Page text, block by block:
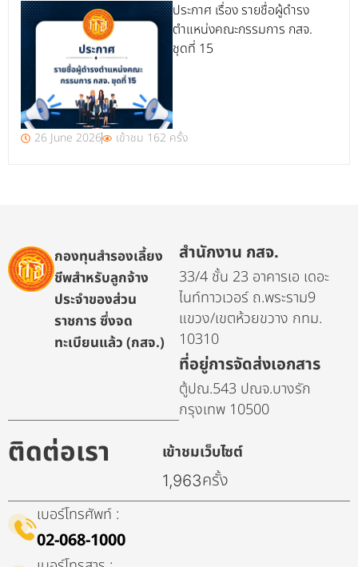
ประกาศ เรื่อง รายชื่อผู้ดำรง
ตำแหน่งคณะกรรมการ กสจ.
ชุดที่ 15
26 June 2026 เข้าชม 162 ครั้ง
กองทุนสำรองเลี้ยง
ชีพสำหรับลูกจ้าง
ประจำของส่วน
ราชการ ซึ่งจด
ทะเบียนแล้ว (กสจ.)
สำนักงาน กสจ.
33/4 ชั้น 23 อาคารเอ เดอะ
ไนท์ทาวเวอร์ ถ.พระราม9
แขวง/เขตห้วยขวาง กทม.
10310
ที่อยู่การจัดส่งเอกสาร
ตู้ปณ.543 ปณจ.บางรัก
กรุงเทพ 10500
ติดต่อเรา เข้าชมเว็บไซต์
1,963ครั้ง
เบอร์โทรศัพท์ :
02-068-1000